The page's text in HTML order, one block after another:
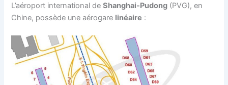
L’aéroport international deShanghai-Pudong (PVG), en
Chine, possède une aérogare linéaire :